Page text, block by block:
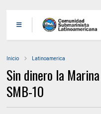
Inicio Latinoamerica
Sin dinero la
SMB-10